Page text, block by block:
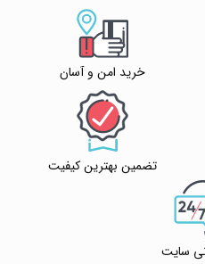
خرید امن و آسان
تضمین بهترین کیفیت
سایت